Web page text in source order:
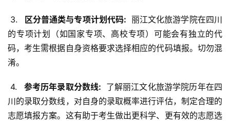
3.
  区分普通类与专项计划代码:
丽江文化旅游学院在四川
的专项计划（如国家专项、高校专项）可能会有独立的代
码，考生需根据自身资格要求选择相应的代码填报。切勿混
淆。
4.
  参考历年录取分数线:
了解丽江文化旅游学院历年在四
川的录取分数线，对自身的录取概率进行评估，制定合理的
志愿填报方案。这有助于考生做出更科学、更有效的志愿选